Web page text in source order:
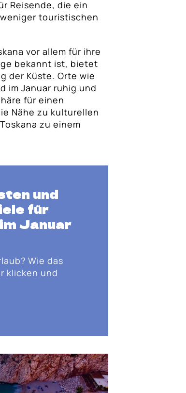
Reisende, die ein
touristischen
vor allem für ihre
bekannt ist, bietet
der Küste. Orte wie
im Januar ruhig und
für einen
Nähe zu kulturellen
zu einem
und
für
Januar
Wie das
klicken und